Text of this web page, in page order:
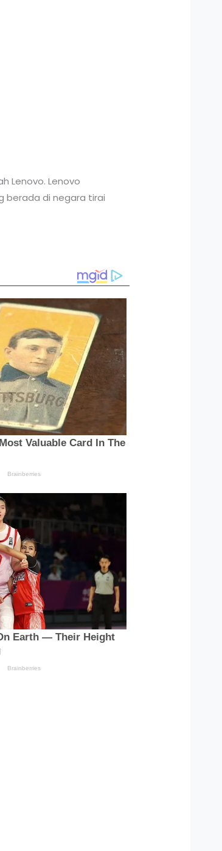
Lenovo. Lenovo
berada di negara tirai